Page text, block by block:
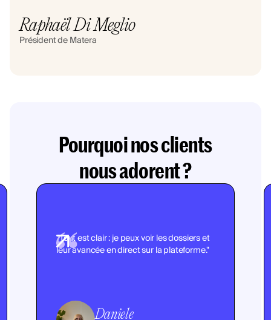
Raphaël Di Meglio
Président de Matera
Pourquoi nos clients
nous adorent ?
"Tout est clair : je peux voir les dossiers et
leur avancée en direct sur la plateforme."
Daniele